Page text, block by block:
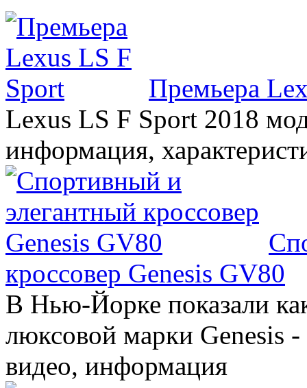
Премьера
Lexus LS F Sport 2018
информация,
кроссовер Genesis GV80
В Нью-Йорке показали
люксовой марки Genesis
видео, информация